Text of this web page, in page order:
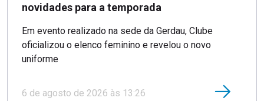
novidades para a temporada
Em evento realizado na sede da Gerdau, Clube
oficializou o elenco feminino e revelou o novo
uniforme
6 de agosto de 2026 às 13:26